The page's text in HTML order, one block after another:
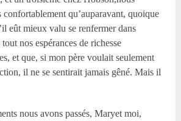
confortablement qu’auparavant, quoique
eût mieux valu se renfermer dans
nos espérances de richesse
et que, si mon père voulait seulement
il ne se sentirait jamais gêné. Mais il
nous avons passés, Maryet moi,